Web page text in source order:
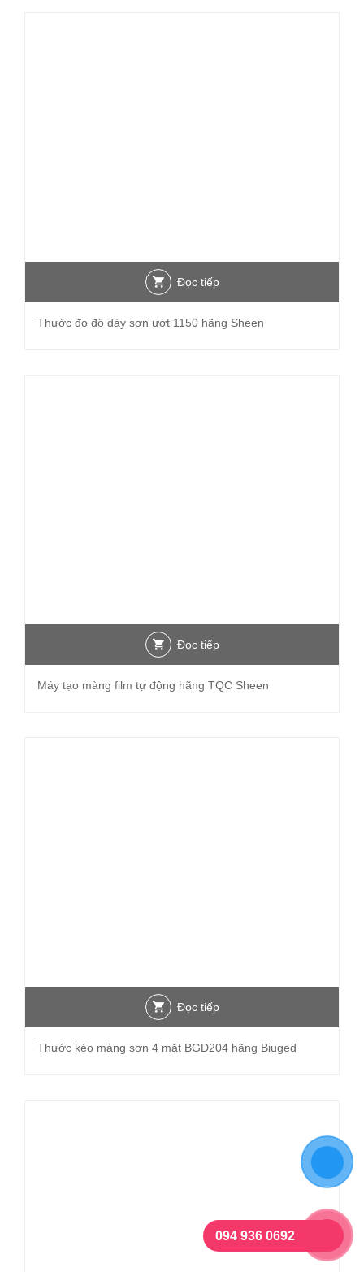
Đọc tiếp
Thước đo độ dày sơn ướt 1150 hãng Sheen
Đọc tiếp
Máy tạo màng film tự động hãng TQC Sheen
Đọc tiếp
Thước kéo màng sơn 4 mặt BGD204 hãng Biuged
094 936 0692